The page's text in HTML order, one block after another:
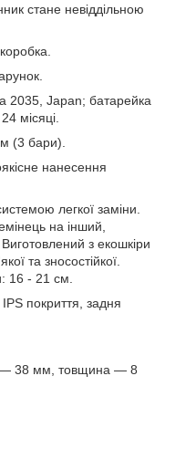
стане невіддільною
2035, Japan; батарейка
місяці.
(3 бари).
нанесення
легкої заміни.
на інший,
з екошкіри
та зносостійкої.
16 - 21 см.
покриття, задня
— 38 мм, товщина — 8